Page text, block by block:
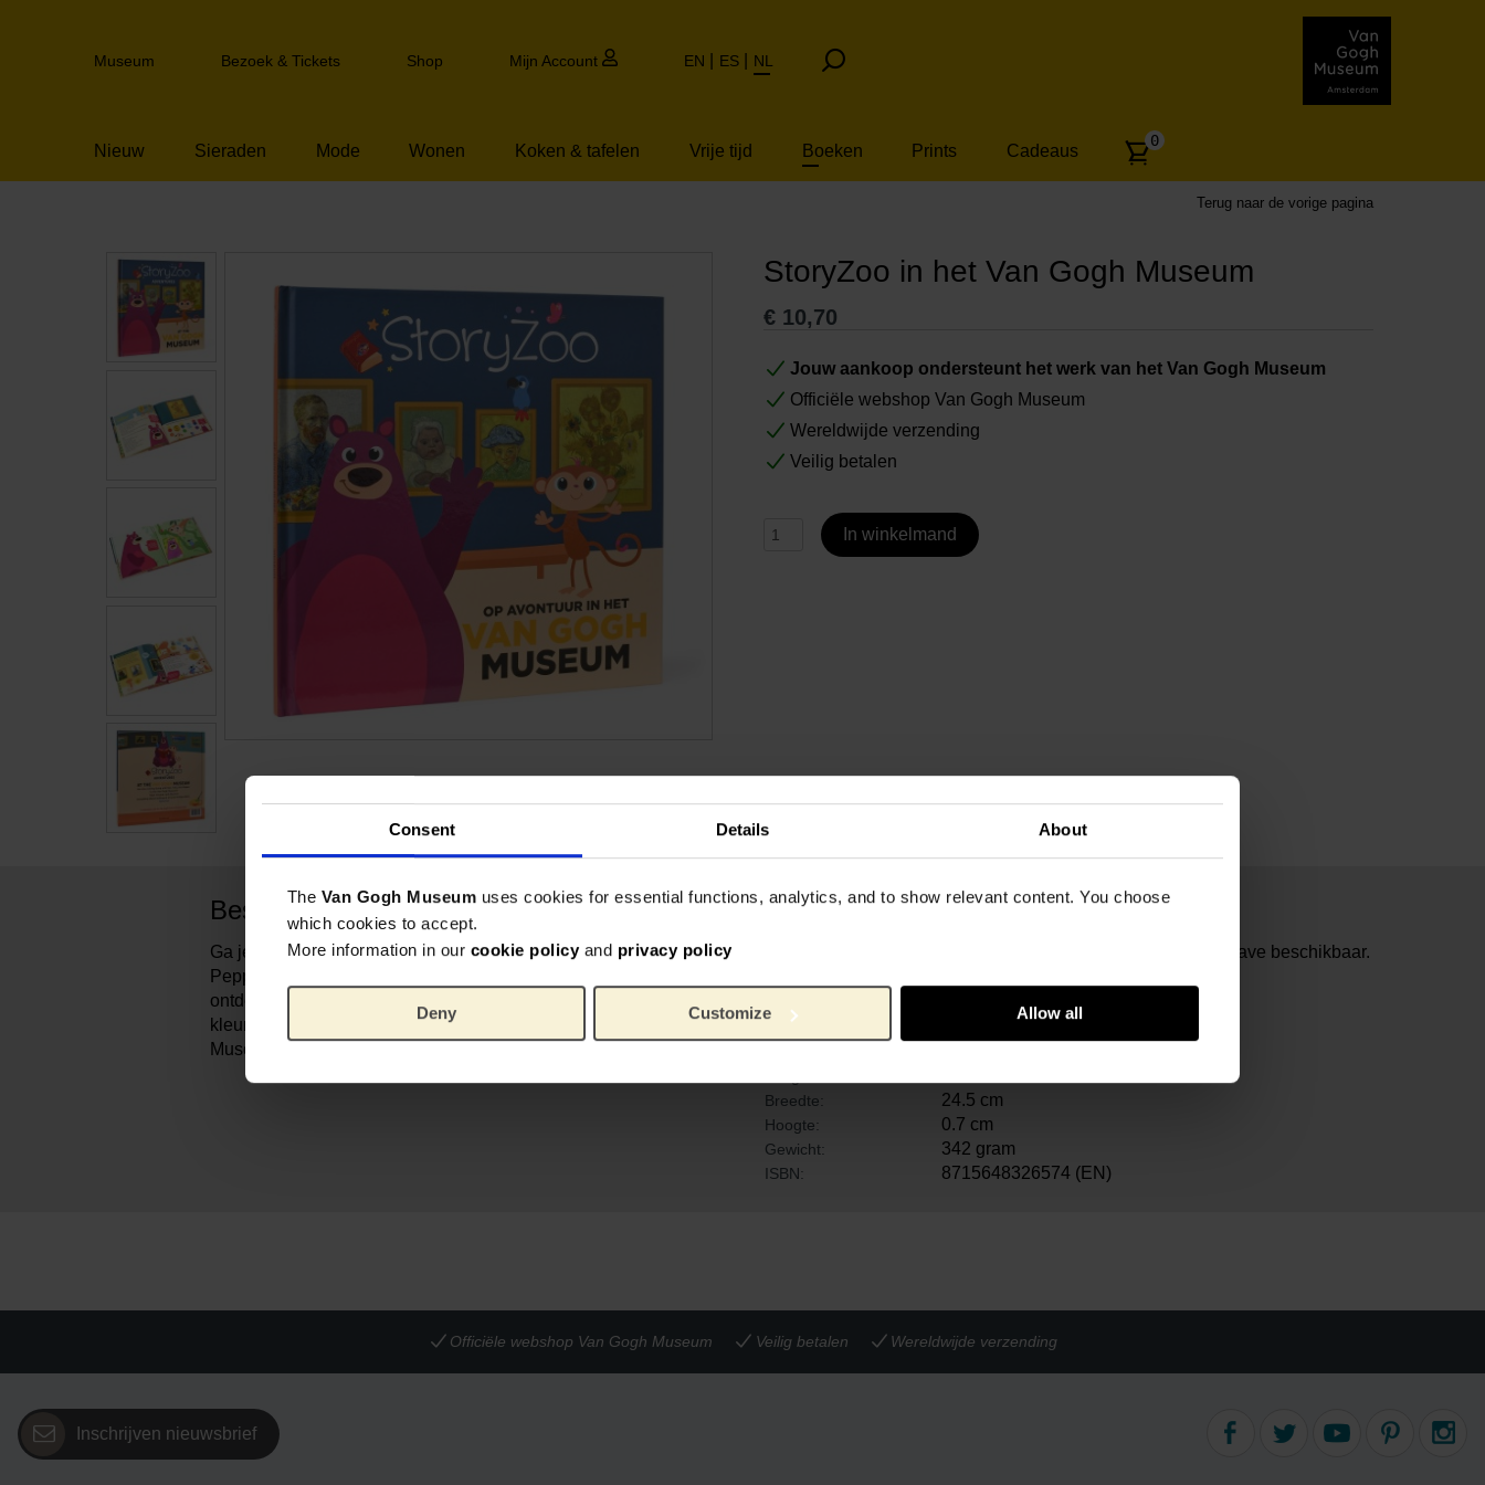
Consent Details About
The Van Gogh Museum uses cookies for essential functions, analytics, and to show relevant content. You choose
which cookies to accept.
More information in our cookie policy and privacy policy
Deny Customize Allow all
Spring
Header
Museum Bezoek & Tickets Shop Mijn Account EN ES NL
Nieuw Sieraden Mode Wonen Koken & tafelen Vrije tijd Boeken Prints Cadeaus
Aantal
0
Kinderboeken
Terug naar de vorige pagina
StoryZoo in het Van Gogh Museum
€ 10,70
Jouw aankoop ondersteunt het werk van het Van Gogh Museum
Officiële webshop Van Gogh Museum
Wereldwijde verzending
Veilig betalen
In winkelmand
Beschrijving
Ga je mee naar het Van Gogh Museum met Bax, Toby en
Pepper? Maak kennis met Vincent, leer Engelse woordjes en
ontdek van alles over kijken naar kunst en het mengen van
kleuren. Dit book is in samenwerking met het Van Gogh
Museum geschreven. Veel plezier!
Specificaties
Voor kids van 3-8 jaar. Nederlandstalige en Engelstalige uitgave beschikbaar.
Artikelnummer:
Breedte: 24.5 cm
Hoogte: 0.7 cm
Gewicht: 342 gram
ISBN: 8715648326574 (EN)
Officiële webshop Van Gogh Museum Veilig betalen Wereldwijde verzending
Inschrijven nieuwsbrief